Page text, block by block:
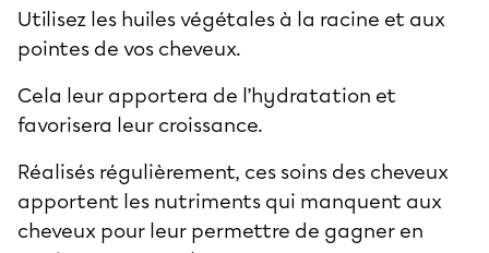
Utilisez les huiles végétales à la racine et aux
pointes de vos cheveux.
Cela leur apportera de l’hydratation et
favorisera leur croissance.
Réalisés régulièrement, ces soins des cheveux
apportent les nutriments qui manquent aux
cheveux pour leur permettre de gagner en